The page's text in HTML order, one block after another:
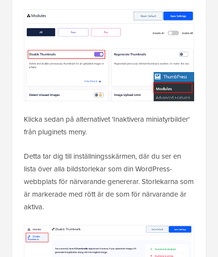
Klicka sedan på alternativet 'Inaktivera miniatyrbilder'
från pluginets meny.
Detta tar dig till inställningsskärmen, där du ser en
lista över alla bildstorlekar som din WordPress-
webbplats för närvarande genererar. Storlekarna som
är markerade med rött är de som för närvarande är
aktiva.